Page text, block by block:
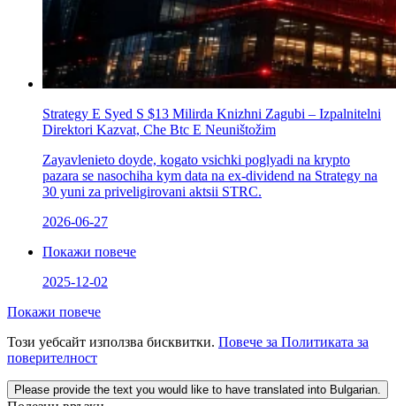
Strategy Е Syed S $13 Milirda Knizhni Zagubi – Izpalnitelni
Direktori Kazvat, Che Btc E Neuništožim
Zayavlenieto doyde, kogato vsichki poglyadi na krypto
pazara se nasochіha kym data na ex-dividend na Strategy na
30 yuni za priveligirovani aktsii STRC.
2026-06-27
Покажи повече
2025-12-02
Покажи повече
Този уебсайт използва бисквитки. Повече за Политиката за
поверителност
Please provide the text you would like to have translated into Bulgarian.